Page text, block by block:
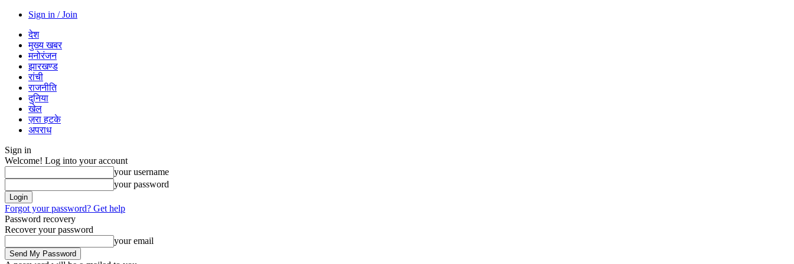
Sign in / Join
देश
मुख्य खबर
मनोरंजन
झारखण्ड
रांची
राजनीति
दुनिया
खेल
ज़रा हटके
अपराध
Sign in
Welcome! Log into your account
your username
your password
Forgot your password? Get help
Password recovery
Recover your password
your email